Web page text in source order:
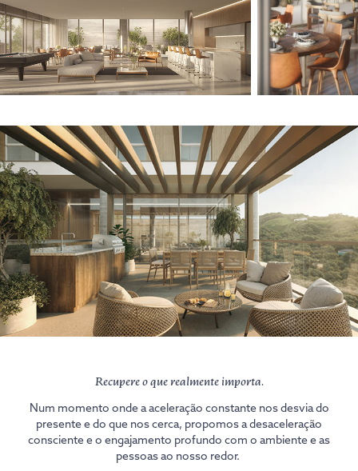
Recupere o que realmente importa.
Num momento onde a aceleração constante nos desvia do
presente e do que nos cerca, propomos a desaceleração
consciente e o engajamento profundo com o ambiente e as
pessoas ao nosso redor.